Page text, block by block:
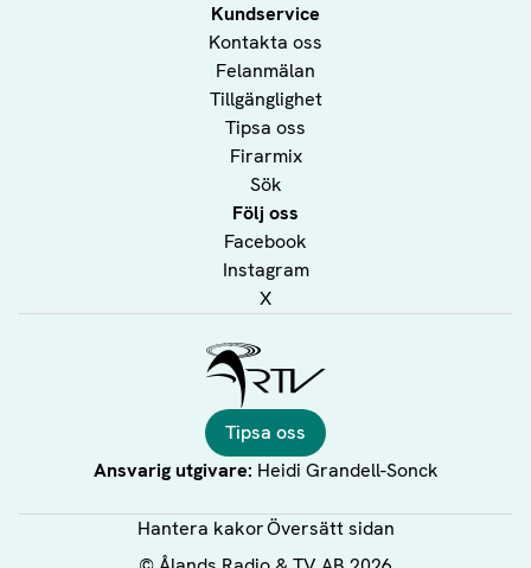
Kundservice
Kontakta oss
Felanmälan
Tillgänglighet
Tipsa oss
Firarmix
Sök
Följ oss
Facebook
Instagram
X
Tipsa oss
Ansvarig utgivare: Heidi Grandell-Sonck
Hantera kakorÖversätt sidan